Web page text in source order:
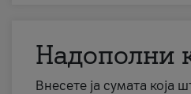
Надополни
Внесете ја сумата која